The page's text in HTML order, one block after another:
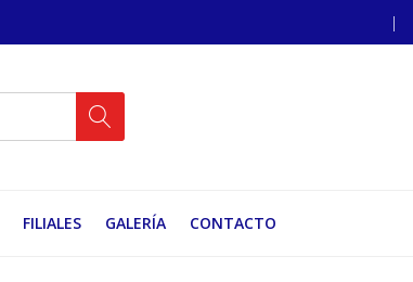
|
FILIALES GALERÍA CONTACTO